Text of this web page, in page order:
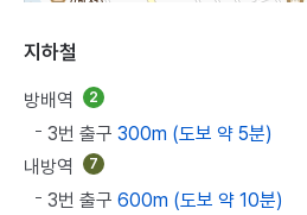
지하철
방배역 2
3번 출구 300m (도보 약 5분)
내방역
7
3번 출구 600m (도보 약 10분)